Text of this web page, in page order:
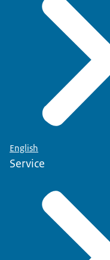
English
Service